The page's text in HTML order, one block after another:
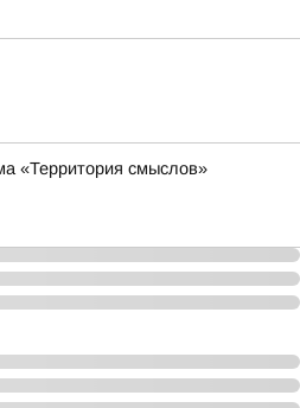
«Территория смыслов»